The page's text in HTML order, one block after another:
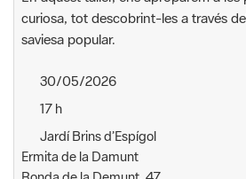
curiosa, tot descobrint-les a través
saviesa popular.
30/05/2026
17 h
Jardí Brins d’Espígol
Ermita de la Damunt